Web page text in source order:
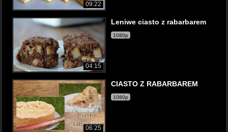
09:22
04:15
Leniwe ciasto z rabarbarem
1080p
06:25
CIASTO Z RABARBAREM
1080p